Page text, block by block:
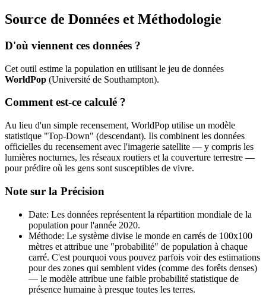
Source de Données et Méthodologie
D'où viennent ces données ?
Cet outil estime la population en utilisant le jeu de données
WorldPop (Université de Southampton).
Comment est-ce calculé ?
Au lieu d'un simple recensement, WorldPop utilise un modèle
statistique "Top-Down" (descendant). Ils combinent les données
officielles du recensement avec l'imagerie satellite — y compris les
lumières nocturnes, les réseaux routiers et la couverture terrestre —
pour prédire où les gens sont susceptibles de vivre.
Note sur la Précision
Date: Les données représentent la répartition mondiale de la
population pour l'année 2020.
Méthode: Le système divise le monde en carrés de 100x100
mètres et attribue une "probabilité" de population à chaque
carré. C'est pourquoi vous pouvez parfois voir des estimations
pour des zones qui semblent vides (comme des forêts denses)
— le modèle attribue une faible probabilité statistique de
présence humaine à presque toutes les terres.